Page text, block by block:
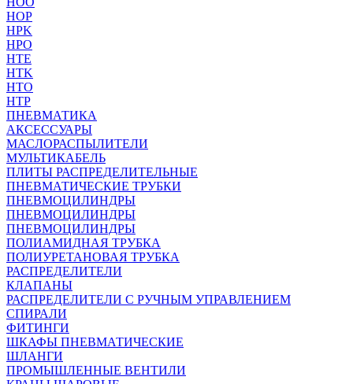
HOP
HPK
HPO
HTE
HTK
HTO
HTP
ПНЕВМАТИКА
АКСЕССУАРЫ
МАСЛОРАСПЫЛИТЕЛИ
МУЛЬТИКАБЕЛЬ
ПЛИТЫ РАСПРЕДЕЛИТЕЛЬНЫЕ
ПНЕВМАТИЧЕСКИЕ ТРУБКИ
ПНЕВМОЦИЛИНДРЫ
ПНЕВМОЦИЛИНДРЫ
ПНЕВМОЦИЛИНДРЫ
ПОЛИАМИДНАЯ ТРУБКА
ПОЛИУРЕТАНОВАЯ ТРУБКА
РАСПРЕДЕЛИТЕЛИ
КЛАПАНЫ
РАСПРЕДЕЛИТЕЛИ С РУЧНЫМ УПРАВЛЕНИЕМ
СПИРАЛИ
ФИТИНГИ
ШКАФЫ ПНЕВМАТИЧЕСКИЕ
ШЛАНГИ
ПРОМЫШЛЕННЫЕ ВЕНТИЛИ